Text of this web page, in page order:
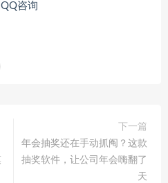
咨询
下一篇
年会抽奖还在手动抓阄？这款
抽奖软件，让公司年会嗨翻了
天